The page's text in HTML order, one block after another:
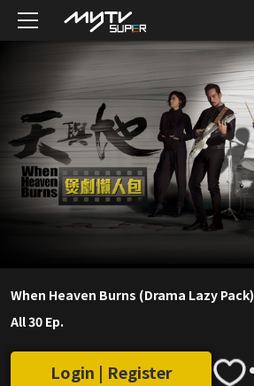
When Heaven Burns (Drama Lazy Pack)
All 30 Ep.
Login | Register